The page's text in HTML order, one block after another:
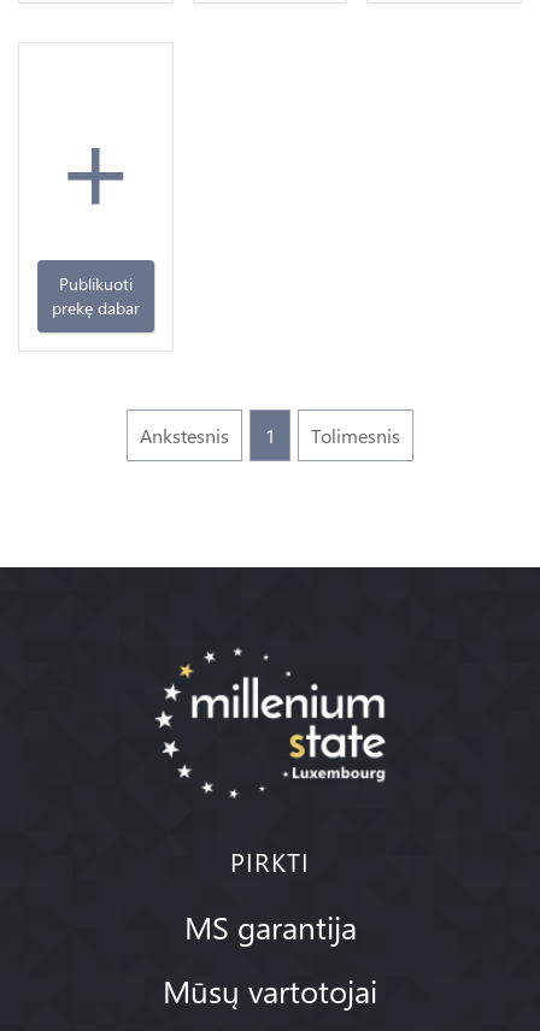
+
Publikuoti
prekę dabar
Ankstesnis 1 Tolimesnis
PIRKTI
MS garantija
Mūsų vartotojai